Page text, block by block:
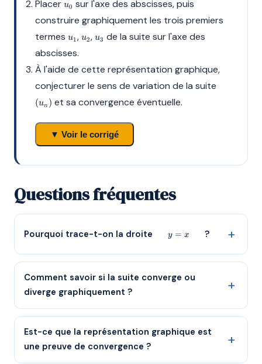
-1,5
Placer u0 sur l'axe des abscisses, puis
construire graphiquement les trois premiers
termes u_1
u1, u_2
u2, u_3
u3 de la suite sur l'axe des
abscisses.
À l'aide de cette représentation graphique,
conjecturer le sens de variation de la suite
(un ) et sa convergence éventuelle.
▼ Voir le corrigé
Questions fréquentes
Pourquoi trace-t-on la droite y=x
y = x ?
Comment savoir si la suite converge ou
diverge graphiquement ?
Est-ce que la représentation graphique est
une preuve de convergence ?